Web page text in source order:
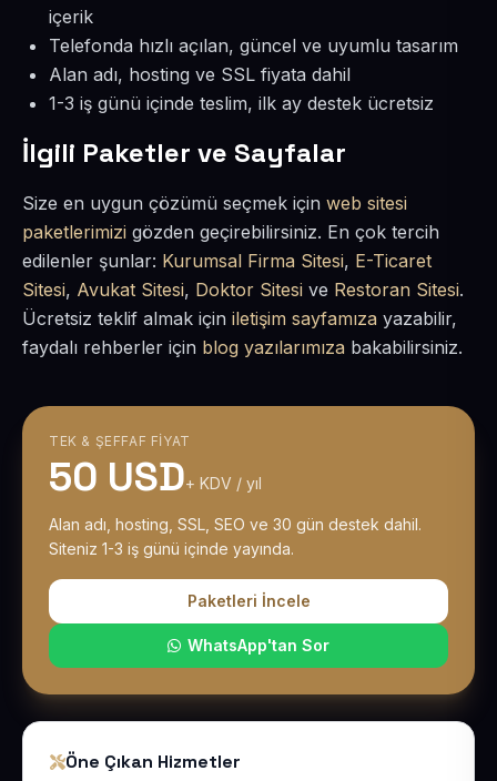
içerik
Telefonda hızlı açılan, güncel ve uyumlu tasarım
Alan adı, hosting ve SSL fiyata dahil
1-3 iş günü içinde teslim, ilk ay destek ücretsiz
İlgili Paketler ve Sayfalar
Size en uygun çözümü seçmek için web sitesi
paketlerimizi gözden geçirebilirsiniz. En çok tercih
edilenler şunlar: Kurumsal Firma Sitesi, E-Ticaret
Sitesi, Avukat Sitesi, Doktor Sitesi ve Restoran Sitesi.
Ücretsiz teklif almak için iletişim sayfamıza yazabilir,
faydalı rehberler için blog yazılarımıza bakabilirsiniz.
TEK & ŞEFFAF FIYAT
50 USD+ KDV / yıl
Alan adı, hosting, SSL, SEO ve 30 gün destek dahil.
Siteniz 1-3 iş günü içinde yayında.
Paketleri İncele
WhatsApp'tan Sor
Öne Çıkan Hizmetler